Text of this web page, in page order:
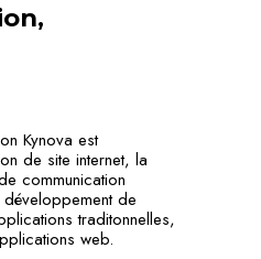
Kynova est
de site internet, la
communication
de
traditonnelles,
web.